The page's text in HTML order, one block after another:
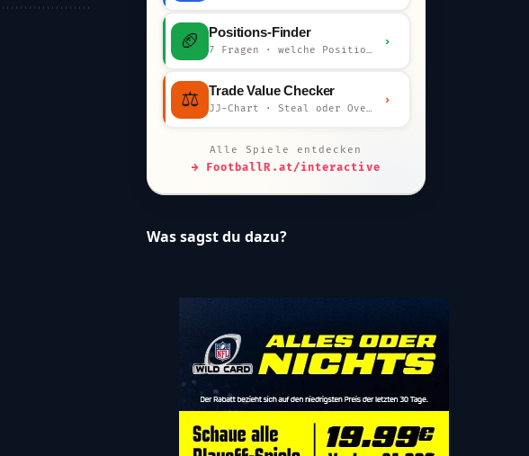
🏈 Positions-Finder
›
⚖️ Trade Value Checker
›
Alle Spiele entdecken
→ FootballR.at/interactive
Was sagst du dazu?